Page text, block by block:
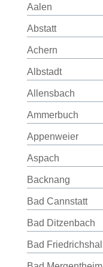
Aalen
Abstatt
Achern
Albstadt
Allensbach
Ammerbuch
Appenweier
Aspach
Backnang
Bad Cannstatt
Bad Ditzenbach
Bad Friedrichshall